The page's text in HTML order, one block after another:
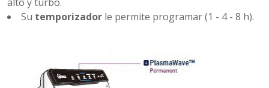
Su temporizador le permite programar (1 - 4 - 8 h).